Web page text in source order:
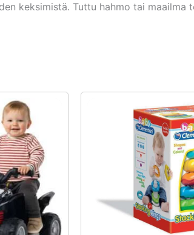
keksimistä. Tuttu hahmo tai maailma